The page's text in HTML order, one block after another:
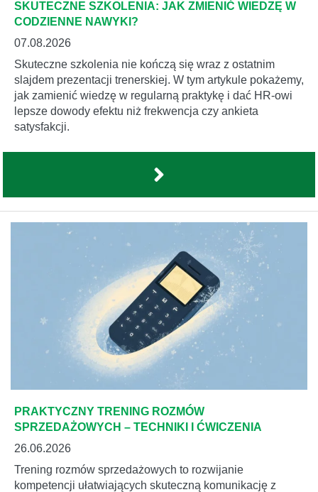
SKUTECZNE SZKOLENIA: JAK ZMIENIĆ WIEDZĘ W
CODZIENNE NAWYKI?
07.08.2026
Skuteczne szkolenia nie kończą się wraz z ostatnim
slajdem prezentacji trenerskiej. W tym artykule pokażemy,
jak zamienić wiedzę w regularną praktykę i dać HR-owi
lepsze dowody efektu niż frekwencja czy ankieta
satysfakcji.
PRAKTYCZNY TRENING ROZMÓW
SPRZEDAŻOWYCH – TECHNIKI I ĆWICZENIA
26.06.2026
Trening rozmów sprzedażowych to rozwijanie
kompetencji ułatwiających skuteczną komunikację z